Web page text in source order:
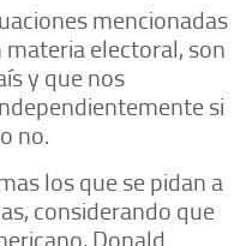
mencionadas
electoral, son
y que nos
si
no.
los que se pidan a
considerando que
Donald